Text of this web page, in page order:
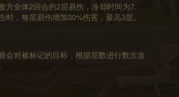
方全体2回合的2层易伤，冷却时间为7.
时，每层易伤增加30%伤害，最高3层。
会对被标记的目标，根据层数进行数次攻